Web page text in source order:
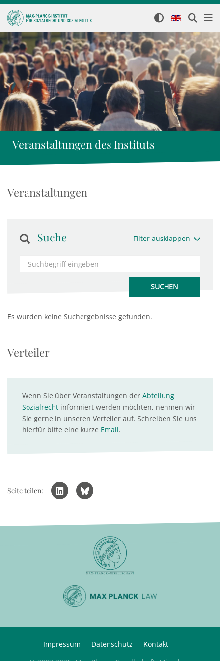
Veranstaltungen des Instituts
Veranstaltungen
Suche Filter ausklappen
Es wurden keine Suchergebnisse gefunden.
Verteiler
Wenn Sie über Veranstaltungen der Abteilung
Sozialrecht informiert werden möchten, nehmen wir
Sie gerne in unseren Verteiler auf. Schreiben Sie uns
hierfür bitte eine kurze Email.
Seite teilen:
Impressum Datenschutz
Kontakt